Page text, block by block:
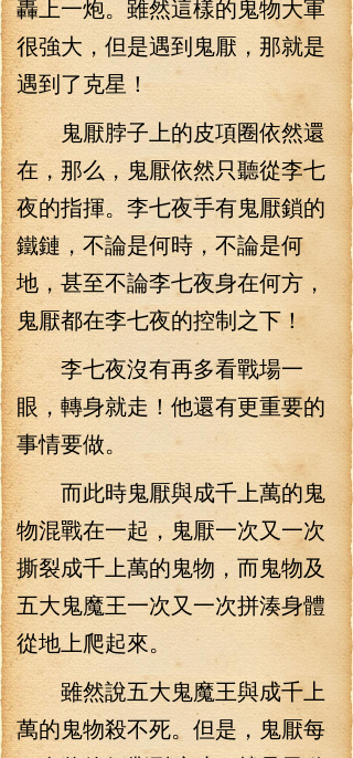
轟上一炮。雖然這樣的鬼物大軍
很強大，但是遇到鬼厭，那就是
遇到了克星！
鬼厭脖子上的皮項圈依然還
在，那么，鬼厭依然只聽從李七
夜的指揮。李七夜手有鬼厭鎖的
鐵鏈，不論是何時，不論是何
地，甚至不論李七夜身在何方，
鬼厭都在李七夜的控制之下！
李七夜沒有再多看戰場一
眼，轉身就走！他還有更重要的
事情要做。
而此時鬼厭與成千上萬的鬼
物混戰在一起，鬼厭一次又一次
撕裂成千上萬的鬼物，而鬼物及
五大鬼魔王一次又一次拼湊身體
從地上爬起來。
雖然說五大鬼魔王與成千上
萬的鬼物殺不死。但是，鬼厭每